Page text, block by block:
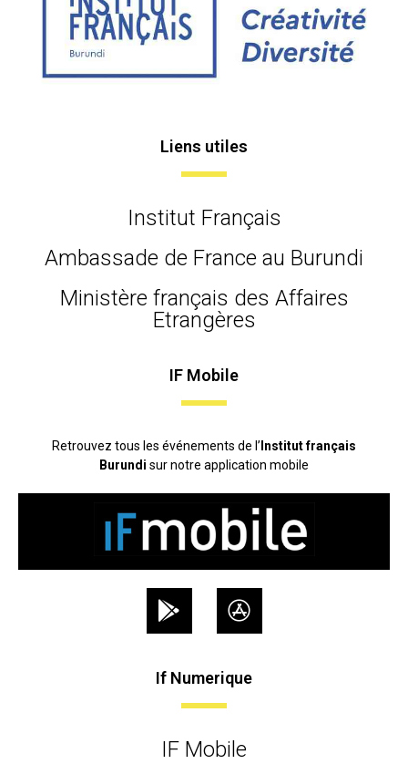
Liens utiles
Institut Français
Ambassade de France au Burundi
Ministère français des Affaires
Etrangères
IF Mobile
Retrouvez tous les événements de l’ Institut français
Burundi sur notre application mobile
If Numerique
IF Mobile